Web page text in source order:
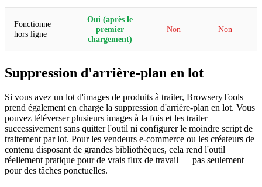
Fonctionne
hors ligne
Oui (après le
premier
chargement)
Non Non
Suppression d'arrière-plan en lot
Si vous avez un lot d'images de produits à traiter, BrowseryTools
prend également en charge la suppression d'arrière-plan en lot. Vous
pouvez téléverser plusieurs images à la fois et les traiter
successivement sans quitter l'outil ni configurer le moindre script de
traitement par lot. Pour les vendeurs e-commerce ou les créateurs de
contenu disposant de grandes bibliothèques, cela rend l'outil
réellement pratique pour de vrais flux de travail — pas seulement
pour des tâches ponctuelles.